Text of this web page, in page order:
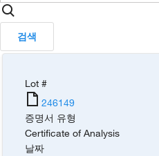
검색
Lot #
246149
증명서 유형
Certificate of Analysis
날짜